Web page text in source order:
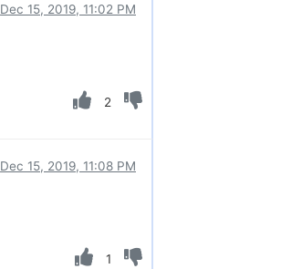
Dec 15, 2019, 11:02 PM
2
Dec 15, 2019, 11:08 PM
1